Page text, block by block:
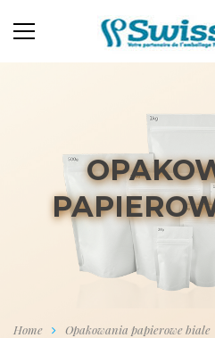
Home Opakowania papierowe biale